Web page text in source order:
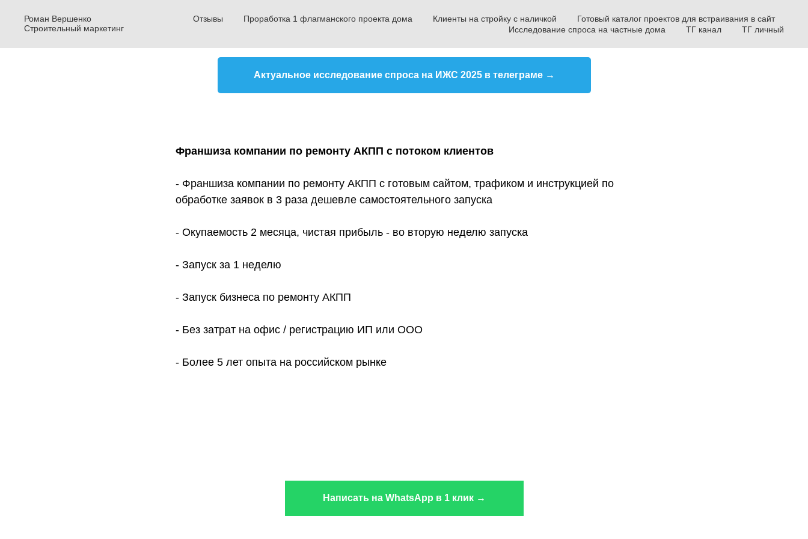
Роман Вершенко
Строительный маркетинг
Отзывы Проработка 1 флагманского проекта дома Клиенты на стройку с наличкой
Готовый каталог проектов для встраивания в сайт
Исследование спроса на частные дома
ТГ канал ТГ личный
Актуальное исследование спроса на ИЖС 2025 в телеграме →
Франшиза компании по ремонту АКПП с потоком клиентов
- Франшиза компании по ремонту АКПП с готовым сайтом, трафиком и инструкцией по
обработке заявок в 3 раза дешевле самостоятельного запуска
- Окупаемость 2 месяца, чистая прибыль - во вторую неделю запуска
- Запуск за 1 неделю
- Запуск бизнеса по ремонту АКПП
- Без затрат на офис / регистрацию ИП или ООО
- Более 5 лет опыта на российском рынке
Написать на WhatsApp в 1 клик →